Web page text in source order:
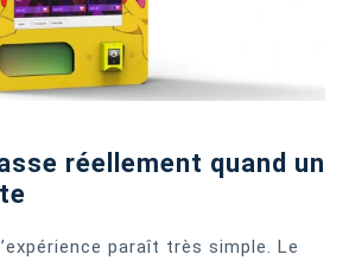
réellement quand un
paraît très simple. Le